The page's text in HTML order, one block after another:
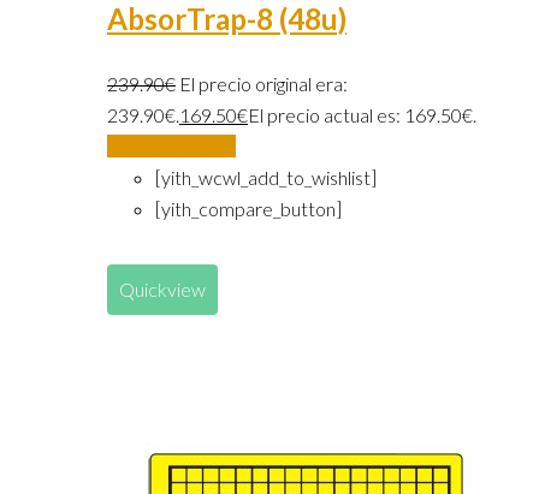
AbsorTrap-8 (48u)
239.90€ El precio original era:
239.90€.169.50€El precio actual es: 169.50€.
[yith_wcwl_add_to_wishlist]
[yith_compare_button]
Quickview